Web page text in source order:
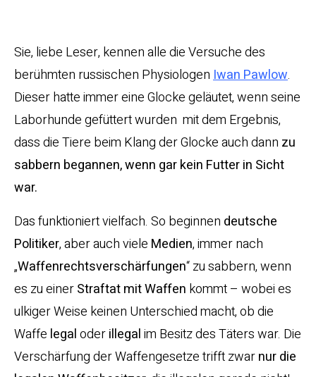
Sie, liebe Leser, kennen alle die Versuche des
berühmten russischen PhysiologenIwan Pawlow.
Dieser hatte immer eine Glocke geläutet, wenn seine
Laborhunde gefüttert wurden ­ mit dem Ergebnis,
dass die Tiere beim Klang der Glocke auch dann zu
sabbern begannen, wenn gar kein Futter in Sicht
war.
Das funktioniert vielfach. So beginnen deutsche
Politiker, aber auch viele Medien, immer nach
„Waffenrechtsverschärfungen“ zu sabbern, wenn
es zu einerStraftat mit Waffen kommt – wobei es
ulkiger Weise keinen Unterschied macht, ob die
Waffe legaloderillegalim Besitz des Täters war. Die
Verschärfung der Waffengesetze trifft zwarnur die